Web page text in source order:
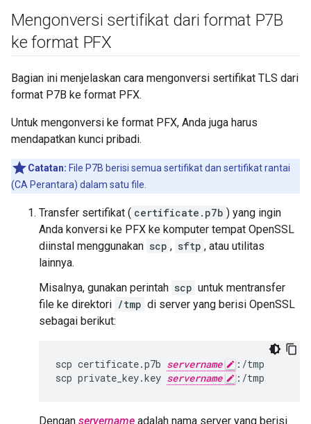
Mengonversi sertifikat dari format P7B
ke format PFX
Bagian ini menjelaskan cara mengonversi sertifikat TLS dari
format P7B ke format PFX.
Untuk mengonversi ke format PFX, Anda juga harus
mendapatkan kunci pribadi.
Catatan: File P7B berisi semua sertifikat dan sertifikat rantai
(CA Perantara) dalam satu file.
Transfer sertifikat ( certificate.p7b ) yang ingin
Anda konversi ke PFX ke komputer tempat OpenSSL
diinstal menggunakan scp , sftp , atau utilitas
lainnya.
Misalnya, gunakan perintah scp untuk mentransfer
file ke direktori /tmp di server yang berisi OpenSSL
sebagai berikut:
scp certificate.p7b servername
:/tmp
scp private_key.key servername :/tmp
Dengan servername adalah nama server yang berisi